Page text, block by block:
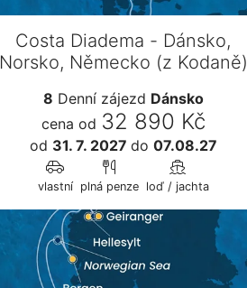
Costa Diadema - Dánsko,
Norsko, Německo (z Kodaně)
8 Denní zájezd Dánsko
cena od 32 890 Kč
od 31. 7. 2027 do 07.08.27
vlastní plná penze loď / jachta